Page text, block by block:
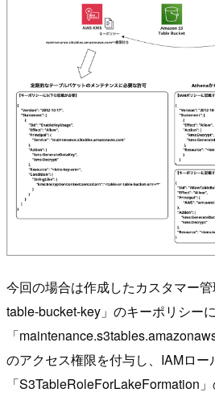
今回の場合は作成したカスタマー
table-bucket-key」のキーポリシーに
「
のアクセス権限を付与し、IAMロー
「S3TableRoleForLakeFormation